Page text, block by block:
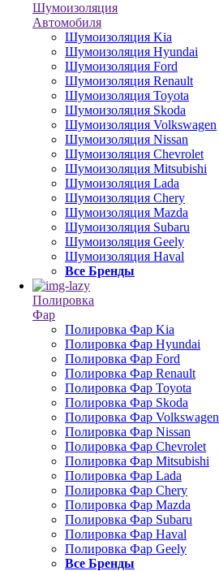
Шумоизоляция
Автомобиля
Шумоизоляция Kia
Шумоизоляция Hyundai
Шумоизоляция Ford
Шумоизоляция Renault
Шумоизоляция Toyota
Шумоизоляция Skoda
Шумоизоляция Volkswagen
Шумоизоляция Nissan
Шумоизоляция Chevrolet
Шумоизоляция Mitsubishi
Шумоизоляция Lada
Шумоизоляция Chery
Шумоизоляция Mazda
Шумоизоляция Subaru
Шумоизоляция Geely
Шумоизоляция Haval
Все Бренды
Полировка
Фар
Полировка Фар Kia
Полировка Фар Hyundai
Полировка Фар Ford
Полировка Фар Renault
Полировка Фар Toyota
Полировка Фар Skoda
Полировка Фар Volkswagen
Полировка Фар Nissan
Полировка Фар Chevrolet
Полировка Фар Mitsubishi
Полировка Фар Lada
Полировка Фар Chery
Полировка Фар Mazda
Полировка Фар Subaru
Полировка Фар Haval
Полировка Фар Geely
Все Бренды